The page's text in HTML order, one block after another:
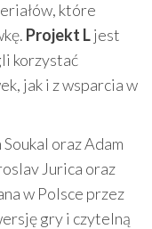
które
Projekt Ljest
korzystać
jak i z wsparcia w
oraz Adam
Jurica oraz
w Polsce przez
gry i czytelną